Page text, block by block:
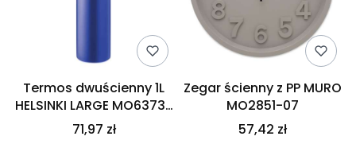
Termos dwuścienny 1L
HELSINKI LARGE MO6373-
04
71,97 zł
Zegar ścienny z PP MURO
MO2851-07
57,42 zł